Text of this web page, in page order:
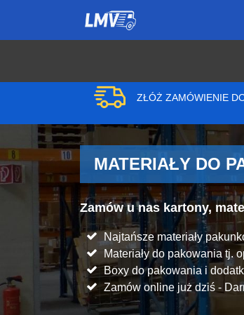
ZŁÓŻ ZAMÓWIENIE
MATERIAŁY DO
Zamów u nas kartony,
Najtańsze materiały
Materiały do pakowania tj.
Boxy do pakowania i
Zamów online już dziś -